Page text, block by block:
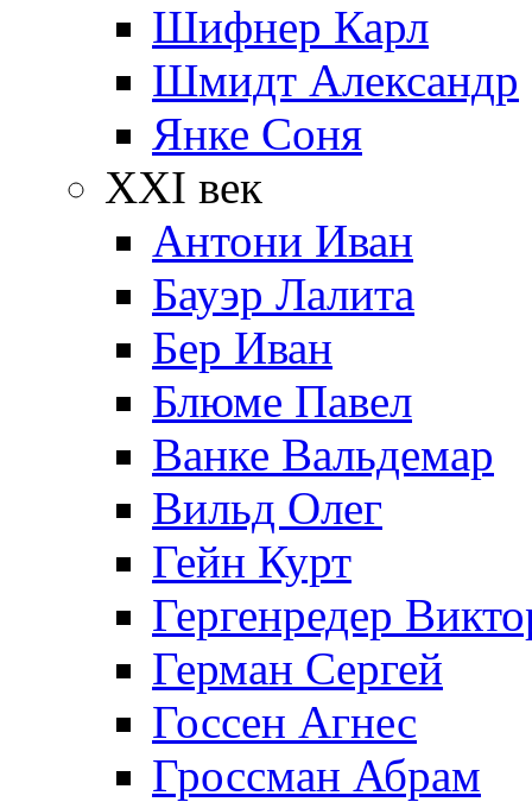
Шифнер Карл
Шмидт Александр
Янке Соня
XXI век
Антони Иван
Бауэр Лалита
Бер Иван
Блюме Павел
Ванке Вальдемар
Вильд Олег
Гейн Курт
Гергенредер
Герман Сергей
Госсен Агнес
Гроссман Абрам